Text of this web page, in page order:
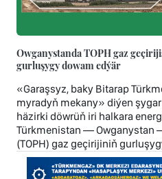
Owganystanda TOPH gaz
gurluşygy dowam edýär
«Garaşsyz, baky Bitarap
myradyň mekany» diýen
häzirki döwrüň iri halkara
Türkmenistan —
(TOPH) gaz geçirijiniň